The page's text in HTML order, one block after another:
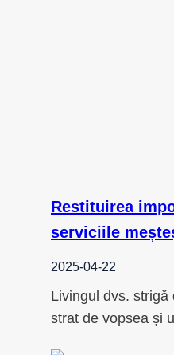
Restituirea
serviciile
2025-04-22
Livingul dvs. strigă
strat de vopsea și